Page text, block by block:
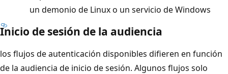
un demonio de Linux o un servicio de Windows
Inicio de sesión de la audiencia
los flujos de autenticación disponibles difieren en función
de la audiencia de inicio de sesión. Algunos flujos solo